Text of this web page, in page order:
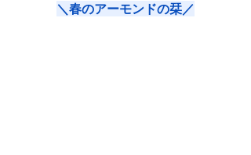
＼春のアーモンドの栞／